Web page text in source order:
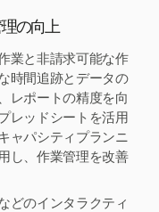
の向上
業と非請求可能な作
時間追跡とデータの
レポートの精度を向
レッドシートを活用
ャパシティプランニ
し、作業管理を改善
どのインタラクティ